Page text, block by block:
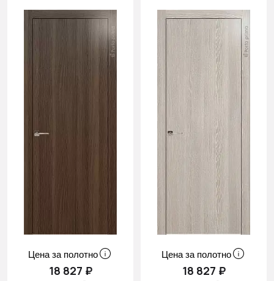
Цена за полотно
18 827 ₽
Цена за полотно
18 827 ₽